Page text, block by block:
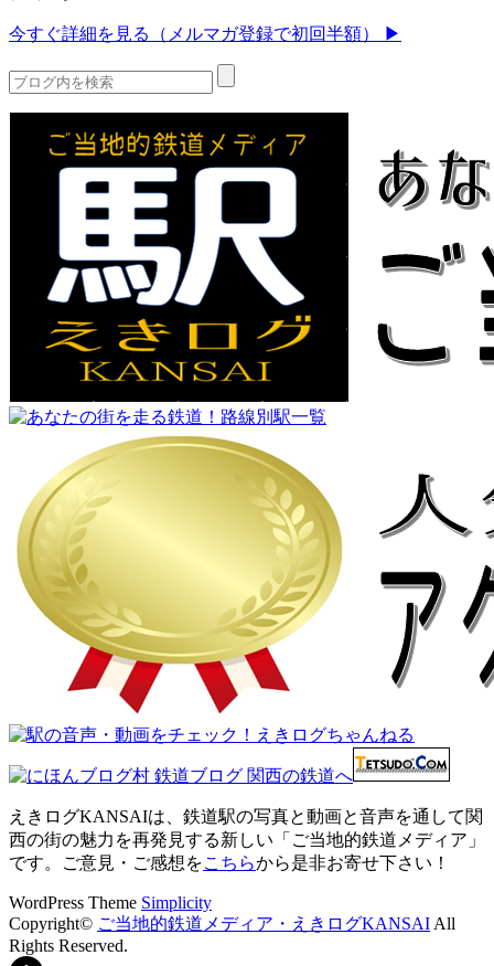
今すぐ詳細を見る（メルマガ登録で初回半額） ▶
えきログKANSAIは、鉄道駅の写真と動画と音声を通して関
西の街の魅力を再発見する新しい「ご当地的鉄道メディア」
です。ご意見・ご感想をこちらから是非お寄せ下さい！
WordPress Theme Simplicity
Copyright© ご当地的鉄道メディア・えきログKANSAI All
Rights Reserved.